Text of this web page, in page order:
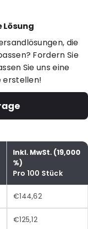
Lösung
die
Fordern Sie
Sie uns eine
erstellen!
Inkl. MwSt. (19,000
%)
Pro 100 Stück
€144,62
€125,12